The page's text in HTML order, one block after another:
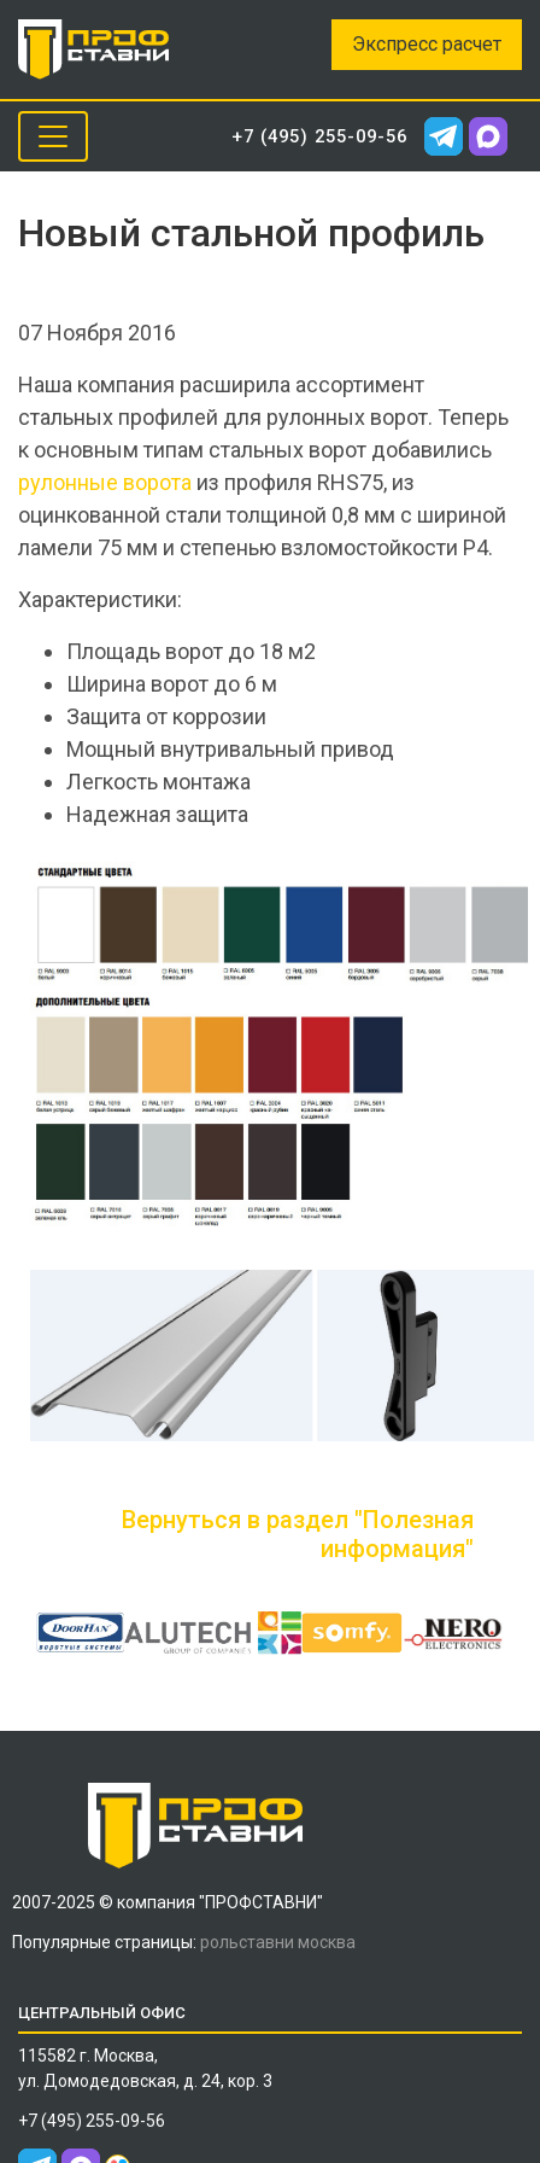
Экспресс расчет
+7 (495) 255-09-56
Новый стальной профиль
07 Ноября 2016
Наша компания расширила ассортимент
стальных профилей для рулонных ворот. Теперь
к основным типам стальных ворот добавились
рулонные ворота из профиля RHS75, из
оцинкованной стали толщиной 0,8 мм с шириной
ламели 75 мм и степенью взломостойкости P4.
Характеристики:
Площадь ворот до 18 м2
Ширина ворот до 6 м
Защита от коррозии
Мощный внутривальный привод
Легкость монтажа
Надежная защита
Вернуться в раздел "Полезная
информация"
2007-2025 © компания "ПРОФСТАВНИ"
Популярные страницы: рольставни москва
ЦЕНТРАЛЬНЫЙ ОФИС
115582 г. Москва,
ул. Домодедовская, д. 24, кор. 3
+7 (495) 255-09-56